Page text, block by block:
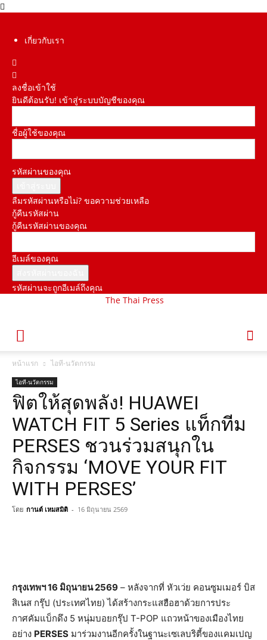
เกี่ยวกับเรา
ลงชื่อเข้าใช้
ยินดีต้อนรับ! เข้าสู่ระบบบัญชีของคุณ
ชื่อผู้ใช้ของคุณ
รหัสผ่านของคุณ
ลืมรหัสผ่านหรือไม่? ขอความช่วยเหลือ
กู้คืนรหัสผ่าน
กู้คืนรหัสผ่านของคุณ
อีเมล์ของคุณ
รหัสผ่านจะถูกอีเมล์ถึงคุณ
The Thai Press
หน้าแรก ไอที-นวัตกรรม
ไอที-นวัตกรรม
ฟิตให้สุดพลัง! HUAWEI
WATCH FIT 5 Series แท็กทีม
PERSES ชวนร่วมสนุกใน
กิจกรรม ‘MOVE YOUR FIT
WITH PERSES’
โดย กานต์ เหมสมิติ - 16 มิถุนายน 2569
กรุงเทพฯ16 มิถุนายน 2569 – หลังจากที่ หัวเว่ย คอนซูมเมอร์ บิส
สิเนส กรุ๊ป (ประเทศไทย) ได้สร้างกระแสฮือฮาด้วยการประ
กาศคัมแบ็กดึง 5 หนุ่มบอยกรุ๊ป T-POP แถวหน้าของเมืองไทย
อย่าง PERSES มาร่วมงานอีกครั้งในฐานะเซเลบริตี้ของแคมเปญ